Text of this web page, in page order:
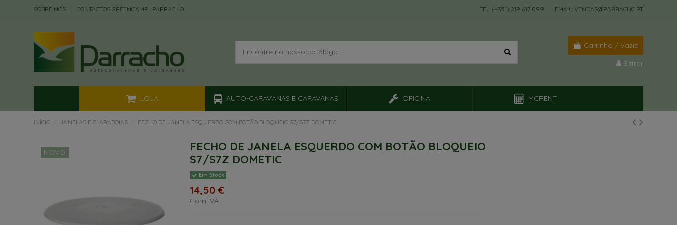
SOBRE NÓS CONTACTOS GREENCAMP | PARRACHO TEL: (+351) 219 617 099 EMAIL: VENDAS@PARRACHO.PT
Carrinho / Vazio
Entrar
LOJA AUTO-CARAVANAS E CARAVANAS OFICINA MCRENT
INÍCIO JANELAS E CLARABOIAS FECHO DE JANELA ESQUERDO COM BOTÃO BLOQUEIO S7/S7Z DOMETIC
NOVO
FECHO DE JANELA ESQUERDO COM BOTÃO BLOQUEIO
S7/S7Z DOMETIC
Em Stock
14,50 €
Com IVA